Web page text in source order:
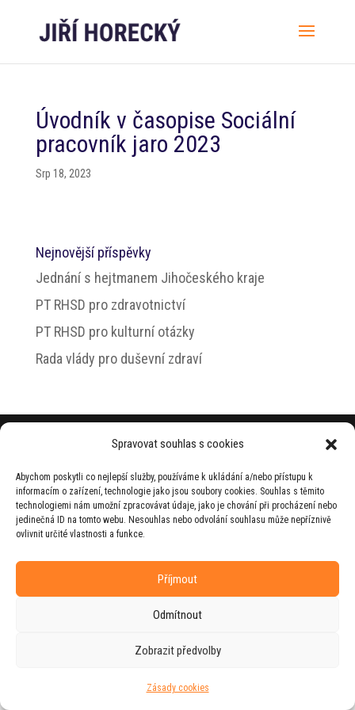
Spravovat souhlas s cookies
Abychom poskytli co nejlepší služby, používáme k ukládání a/nebo přístupu k
informacím o zařízení, technologie jako jsou soubory cookies. Souhlas s těmito
technologiemi nám umožní zpracovávat údaje, jako je chování při procházení nebo
jedinečná ID na tomto webu. Nesouhlas nebo odvolání souhlasu může nepříznivě
ovlivnit určité vlastnosti a funkce.
Příjmout
Odmítnout
Zobrazit předvolby
Zásady cookies
Úvodník v časopise Sociální
pracovník jaro 2023
Srp 18, 2023
Nejnovější příspěvky
Jednání s hejtmanem Jihočeského kraje
PT RHSD pro zdravotnictví
PT RHSD pro kulturní otázky
Rada vlády pro duševní zdraví
© 2026 Jiří Horecký – Osobní stránky Jiřího
Web vytvořila firmaRUDIve spolupráci s
agenturouZEST BRAND.